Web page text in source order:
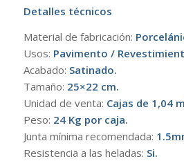
Detalles técnicos
Material de fabricación:
Usos: Pavimento /
Acabado: Satinado.
Tamaño: 25×22 cm.
Unidad de venta: Cajas de 1,04
Peso: 24 Kg por caja.
Junta mínima recomendada:
Resistencia a las heladas: Si.